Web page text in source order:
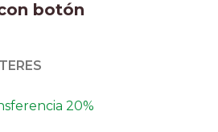
botón
20%